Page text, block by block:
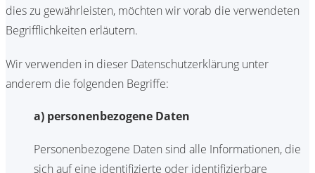
dies zu gewährleisten, möchten wir vorab die verwendeten
Begrifflichkeiten erläutern.
Wir verwenden in dieser Datenschutzerklärung unter
anderem die folgenden Begriffe:
a) personenbezogene Daten
Personenbezogene Daten sind alle Informationen, die
sich auf eine identifizierte oder identifizierbare